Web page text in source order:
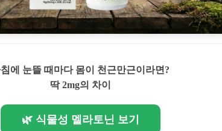
에 눈뜰 때마다 몸이 천근만근이라면?
딱 2mg의 차이
🌿 식물성 멜라토닌 보기